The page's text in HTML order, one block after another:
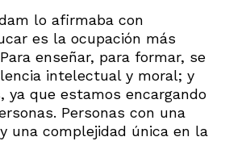
lo afirmaba con
es la ocupación más
enseñar, para formar, se
intelectual y moral; y
ya que estamos encargando
Personas con una
una complejidad única en la